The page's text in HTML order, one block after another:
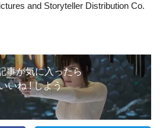
and Storyteller Distribution Co.
事が気に入ったら
いね ! しよう